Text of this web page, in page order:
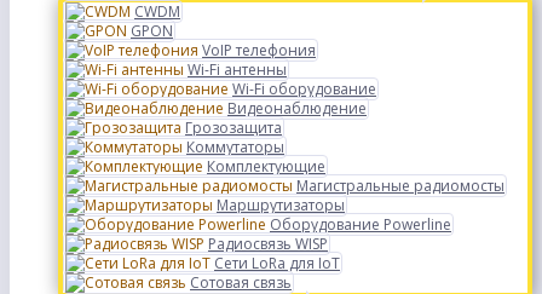
CWDM
GPON
VoIP телефония
Wi-Fi антенны
Wi-Fi оборудование
Видеонаблюдение
Грозозащита
Коммутаторы
Комплектующие
Магистральные радиомосты
Маршрутизаторы
Оборудование Powerline
Радиосвязь WISP
Сети LoRa для IoT
Сотовая связь